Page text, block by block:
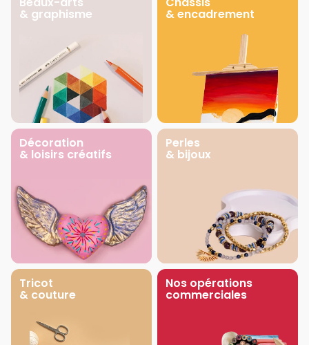
& graphisme & encadrement
Décoration
& loisirs créatifs
Perles
& bijoux
Tricot
& couture
Nos opérations
commerciales